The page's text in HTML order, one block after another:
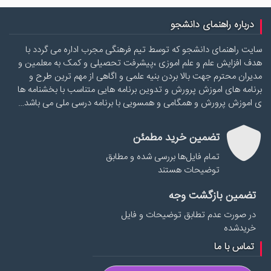
درباره راهنمای دانشجو
سایت راهنمای دانشجو که توسط تیم فرهنگی مجرب اداره می گردد با
هدف افزایش علم و علم اموزی ،پیشرفت تحصیلی و کمک به معلمین و
مدیران محترم جهت بالا بردن بنیه علمی و اگاهی از مهم ترین طرح و
برنامه های اموزش پرورش و تدوین برنامه هایی متناسب با بخشنامه ها
ی اموزش پرورش و همگامی و همسویی با برنامه درسی ملی می باشد…
تضمین خرید مطمئن
تمام فایل‌ها بررسی شده و مطابق
توضیحات هستند
تضمین بازگشت وجه
در صورت عدم تطابق توضیحات و فایل
خریدشده
تماس با ما